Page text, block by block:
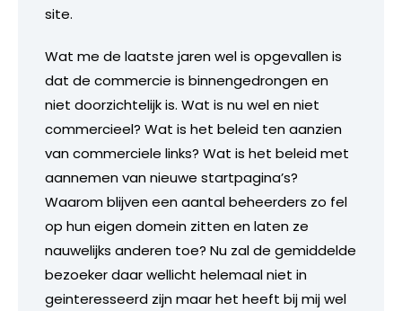
site.
Wat me de laatste jaren wel is opgevallen is
dat de commercie is binnengedrongen en
niet doorzichtelijk is. Wat is nu wel en niet
commercieel? Wat is het beleid ten aanzien
van commerciele links? Wat is het beleid met
aannemen van nieuwe startpagina’s?
Waarom blijven een aantal beheerders zo fel
op hun eigen domein zitten en laten ze
nauwelijks anderen toe? Nu zal de gemiddelde
bezoeker daar wellicht helemaal niet in
geinteresseerd zijn maar het heeft bij mij wel